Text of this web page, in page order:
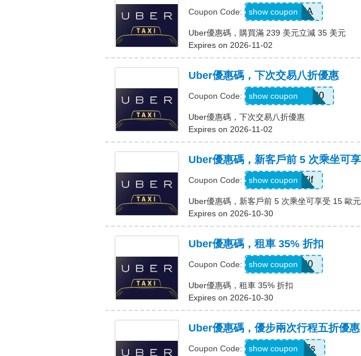
Coupon Code: SAVE35A
show coupon
Uber優惠碼，購買滿 239 美元立減 35 美元
Expires on 2026-11-02
Uber優惠碼，下次交易八折優惠
Coupon Code: NYCHAZIP2020
show coupon
Uber優惠碼，下次交易八折優惠
Expires on 2026-11-02
Uber優惠碼，新客戶前 5 次乘坐可
Coupon Code: sv1ern15r7jf
show coupon
Uber優惠碼，新客戶前 5 次乘坐可享受 15 歐
Expires on 2026-10-30
Uber優惠碼，租車 35% 折扣
Coupon Code: D726100
show coupon
Uber優惠碼，租車 35% 折扣
Expires on 2026-10-30
Uber優惠碼，優步兩次行程五折優惠
Coupon Code: hukkxg7b4h7s
show coupon